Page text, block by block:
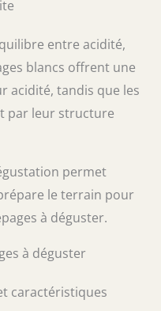
entre acidité,
blancs offrent une
acidité, tandis que les
par leur structure
permet
le terrain pour
à déguster.
à déguster
caractéristiques